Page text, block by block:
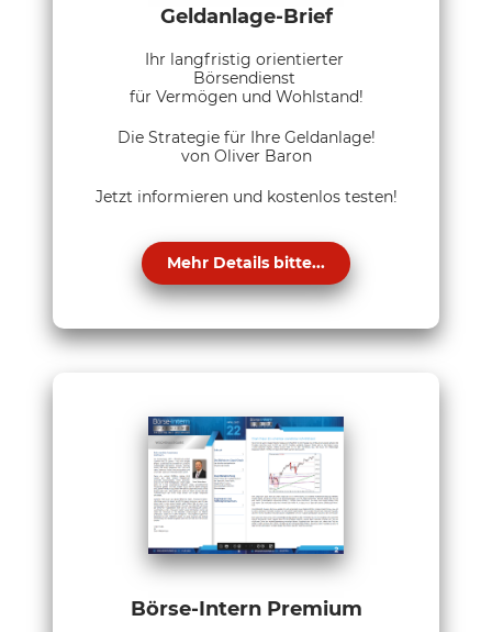
Geldanlage-Brief
Ihr langfristig orientierter
Börsendienst
für Vermögen und Wohlstand!
Die Strategie für Ihre Geldanlage!
von Oliver Baron
Jetzt informieren und kostenlos testen!
Mehr Details bitte...
Börse-Intern Premium